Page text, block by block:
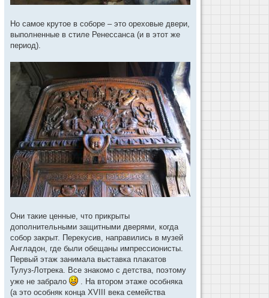
Но самое крутое в соборе – это ореховые двери,
выполненные в стиле Ренессанса (и в этот же
период).
Они такие ценные, что прикрыты
дополнительными защитными дверями, когда
собор закрыт. Перекусив, направились в музей
Англадон, где были обещаны импрессионисты.
Первый этаж занимала выставка плакатов
Тулуз-Лотрека. Все знакомо с детства, поэтому
уже не забрало
. На втором этаже особняка
(а это особняк конца XVIII века семейства